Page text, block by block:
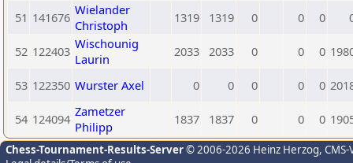
51 141676 Wielander
Christoph
1319 1319 0 0 0
52 122403 Wischounig
Laurin
2033 2033 0 0 0
53 122350 Wurster Axel 0 0 0 0 0
54 124094 Zametzer
Philipp
1837 1837 0 0 0
Chess-Tournament-Results-Server© 2006-2026 Heinz Herzog,